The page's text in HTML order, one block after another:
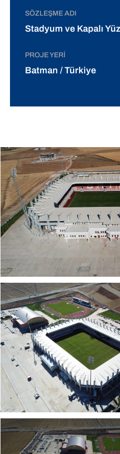
SÖZLEŞME ADI
Stadyum ve Kapalı
PROJE YERI
Batman / Türkiye